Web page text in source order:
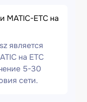
MATIC-ETC на
является
на ETC
5-30
сети.